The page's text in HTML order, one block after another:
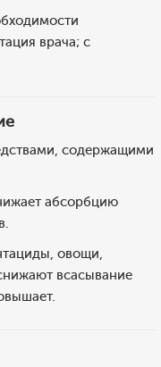
врача; с
содержащими
абсорбцию
овощи,
всасывание